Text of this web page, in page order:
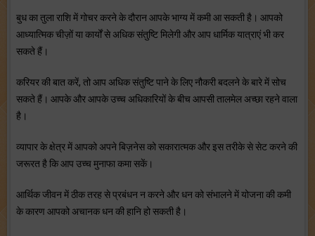
बुध का तुला राशि में गोचर करने के दौरान आपके भाग्‍य में कमी आ सकती है। आपको
आध्‍यात्मिक चीज़ों या कार्यों से अधिक संतुष्टि मिलेगी और आप धार्मिक यात्राएं भी कर
सकते हैं।
करियर की बात करें, तो आप अधिक संतुष्टि पाने के लिए नौकरी बदलने के बारे में सोच
सकते हैं। आपके और आपके उच्‍च अधिकारियों के बीच आपसी तालमेल अच्‍छा रहने वाला
है।
व्‍यापार के क्षेत्र में आपको अपने बिज़नेस को सकारात्‍मक और इस तरीके से सेट करने की
जरूरत है कि आप उच्‍च मुनाफा कमा सकें।
आर्थिक जीवन में ठीक तरह से प्रबंधन न करने और धन को संभालने में योजना की कमी
के कारण आपको अचानक धन की हानि हो सकती है।